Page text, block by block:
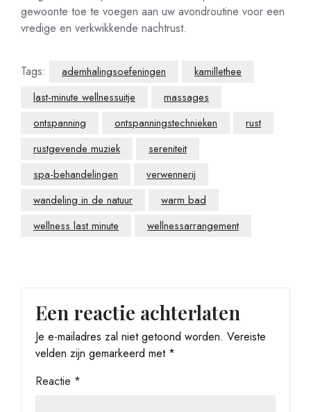
gewoonte toe te voegen aan uw avondroutine voor een
vredige en verkwikkende nachtrust.
Tags: ademhalingsoefeningen
kamillethee
last-minute wellnessuitje
massages
ontspanning
ontspanningstechnieken
rust
rustgevende muziek
sereniteit
spa-behandelingen
verwennerij
wandeling in de natuur
warm bad
wellness last minute
wellnessarrangement
Een reactie achterlaten
Je e-mailadres zal niet getoond worden. Vereiste
velden zijn gemarkeerd met *
Reactie *